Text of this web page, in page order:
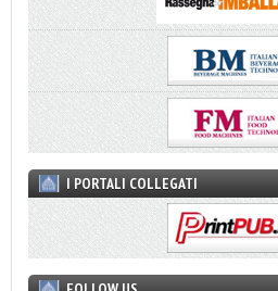
I PORTALI COLLEGATI